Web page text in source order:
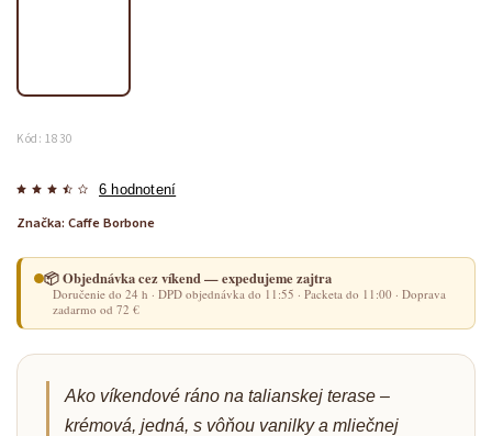
Kód: 1830
6 hodnotení
Značka: Caffe Borbone
📦 Objednávka cez víkend — expedujeme zajtra
Doručenie do 24 h · DPD objednávka do 11:55 · Packeta do 11:00 · Doprava
zadarmo od 72 €
Ako víkendové ráno na talianskej terase –
krémová, jedná, s vôňou vanilky a mliečnej